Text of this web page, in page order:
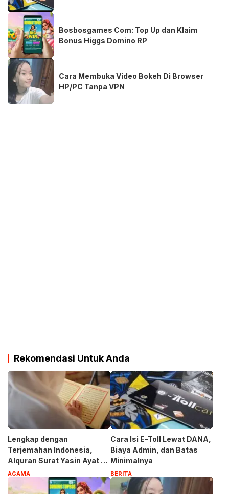
Bosbosgames Com: Top Up dan Klaim
Bonus Higgs Domino RP
Cara Membuka Video Bokeh Di Browser
HP/PC Tanpa VPN
Rekomendasi Untuk Anda
Lengkap dengan
Terjemahan Indonesia,
Alquran Surat Yasin Ayat 1-
83
AGAMA
Cara Isi E-Toll Lewat DANA,
Biaya Admin, dan Batas
Minimalnya
BERITA